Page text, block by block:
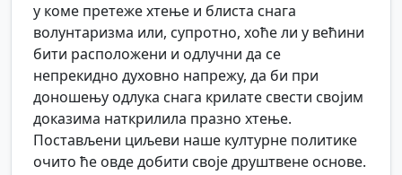
у коме претеже хтење и блиста снага
волунтаризма или, супротно, хоће ли у већини
бити расположени и одлучни да се
непрекидно духовно напрежу, да би при
доношењу одлука снага крилате свести својим
доказима наткрилила празно хтење.
Постављени циљеви наше културне политике
очито ће овде добити своје друштвене основе.